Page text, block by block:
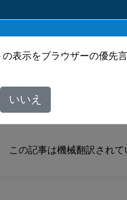
のコンテンツは動的に機械翻訳さ
NetScaler Gateway
この記事は機械翻訳されて
の表示をブラウザーの優先
いいえ